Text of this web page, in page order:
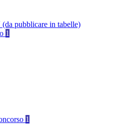
pubblicare in tabelle)
1
1